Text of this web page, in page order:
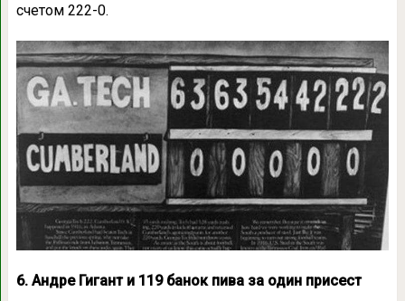
счетом 222-0.
6. Андре Гигант и 119 банок пива за один присест